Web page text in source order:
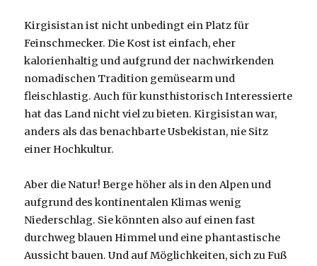
Kirgisistan ist nicht unbedingt ein Platz für
Feinschmecker. Die Kost ist einfach, eher
kalorienhaltig und aufgrund der nachwirkenden
nomadischen Tradition gemüsearm und
fleischlastig. Auch für kunsthistorisch Interessierte
hat das Land nicht viel zu bieten. Kirgisistan war,
anders als das benachbarte Usbekistan, nie Sitz
einer Hochkultur.
Aber die Natur! Berge höher als in den Alpen und
aufgrund des kontinentalen Klimas wenig
Niederschlag. Sie könnten also auf einen fast
durchweg blauen Himmel und eine phantastische
Aussicht bauen. Und auf Möglichkeiten, sich zu Fuß